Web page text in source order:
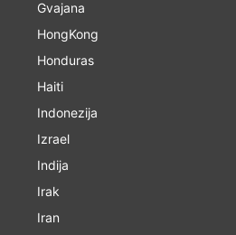
Gvajana
HongKong
Honduras
Haiti
Indonezija
Izrael
Indija
Irak
Iran